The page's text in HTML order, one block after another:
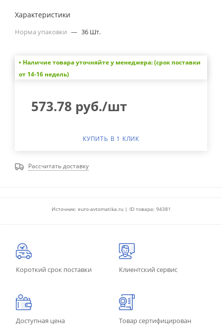
Характеристики
Норма упаковки — 36 Шт.
• Наличие товара уточняйте у менеджера: (срок поставки
от 14-16 недель)
573.78 руб./шт
КУПИТЬ В 1 КЛИК
Рассчитать доставку
Источник: euro-avtomatika.ru | ID товара: 94381
Короткий срок поставки Клиентский сервис
Доступная цена Товар сертифицирован